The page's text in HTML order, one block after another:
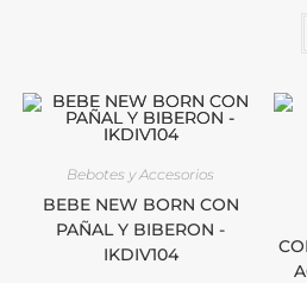
Bebotes y Accesorios
BEBE NEW BORN CON
PAÑAL Y BIBERON -
IKDIV104